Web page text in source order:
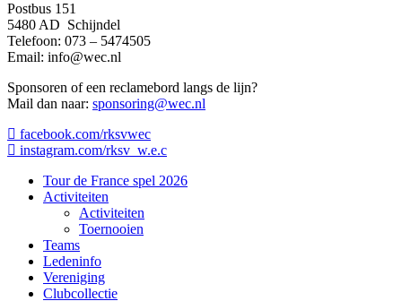
Postbus 151
5480 AD Schijndel
Telefoon: 073 – 5474505
Email: info@wec.nl
Sponsoren of een reclamebord langs de lijn?
Mail dan naar: sponsoring@wec.nl
facebook.com/rksvwec
instagram.com/rksv_w.e.c
Close
Menu
Tour de France spel 2026
Activiteiten
Activiteiten
Toernooien
Teams
Ledeninfo
Vereniging
Clubcollectie